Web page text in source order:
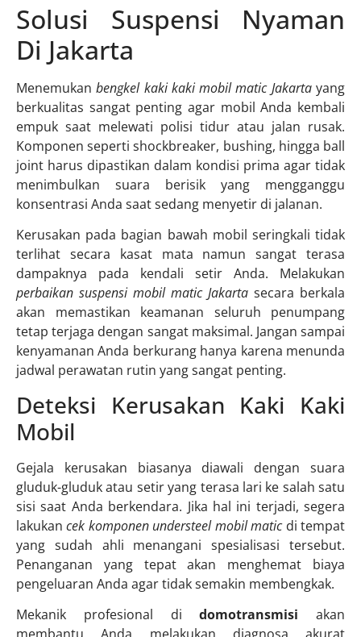
Solusi Suspensi Nyaman
Di Jakarta
Menemukanbengkel kaki kaki mobil matic Jakartayang
berkualitas sangat penting agar mobil Anda kembali
empuk saat melewati polisi tidur atau jalan rusak.
Komponen seperti shockbreaker, bushing, hingga ball
joint harus dipastikan dalam kondisi prima agar tidak
menimbulkan suara berisik yang mengganggu
konsentrasi Anda saat sedang menyetir di jalanan.
Kerusakan pada bagian bawah mobil seringkali tidak
terlihat secara kasat mata namun sangat terasa
dampaknya pada kendali setir Anda. Melakukan
perbaikan suspensi mobil matic Jakarta secara berkala
akan memastikan keamanan seluruh penumpang
tetap terjaga dengan sangat maksimal. Jangan sampai
kenyamanan Anda berkurang hanya karena menunda
jadwal perawatan rutin yang sangat penting.
Deteksi Kerusakan Kaki Kaki
Mobil
Gejala kerusakan biasanya diawali dengan suara
gluduk-gluduk atau setir yang terasa lari ke salah satu
sisi saat Anda berkendara. Jika hal ini terjadi, segera
lakukancek komponen understeel mobil maticdi tempat
yang sudah ahli menangani spesialisasi tersebut.
Penanganan yang tepat akan menghemat biaya
pengeluaran Anda agar tidak semakin membengkak.
Mekanik profesional didomotransmisi akan